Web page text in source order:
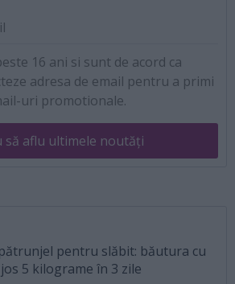
16 ani si sunt de acord ca
adresa de email pentru a primi
uri promotionale.
să aflu ultimele noutăți
pentru slăbit: băutura cu
5 kilograme în 3 zile